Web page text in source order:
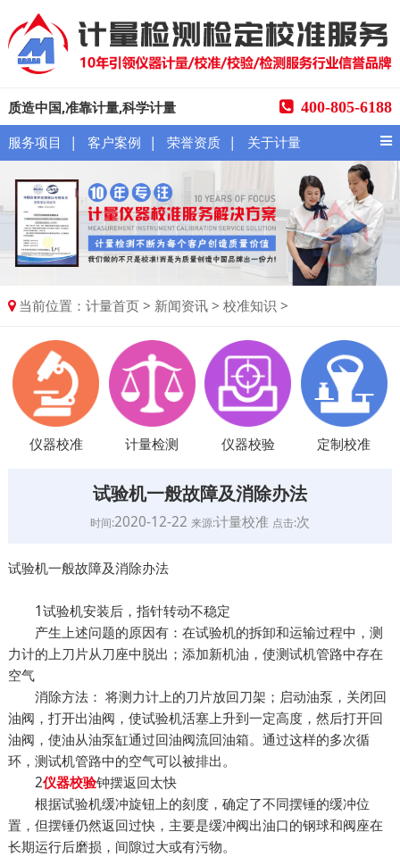
质造中国,准靠计量,科学计量 400-805-6188
服务项目 | 客户案例 | 荣誉资质 | 关于计量
当前位置：计量首页 > 新闻资讯 >校准知识 >
仪器校准 计量检测 仪器校验 定制校准
试验机一般故障及消除办法
时间:2020-12-22 来源:计量校准 点击:次
试验机一般故障及消除办法
1试验机安装后，指针转动不稳定
产生上述问题的原因有：在试验机的拆卸和运输过程中，测
力计的上刀片从刀座中脱出；添加新机油，使测试机管路中存在
空气
消除方法： 将测力计上的刀片放回刀架；启动油泵，关闭回
油阀，打开出油阀，使试验机活塞上升到一定高度，然后打开回
油阀，使油从油泵缸通过回油阀流回油箱。通过这样的多次循
环，测试机管路中的空气可以被排出。
2仪器校验钟摆返回太快
根据试验机缓冲旋钮上的刻度，确定了不同摆锤的缓冲位
置，但摆锤仍然返回过快，主要是缓冲阀出油口的钢球和阀座在
长期运行后磨损，间隙过大或有污物。